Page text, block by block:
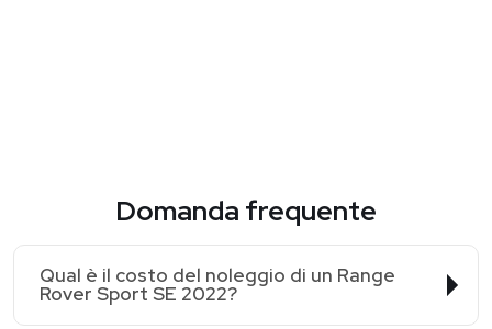
Domanda frequente
Qual è il costo del noleggio di un Range
Rover Sport SE 2022?